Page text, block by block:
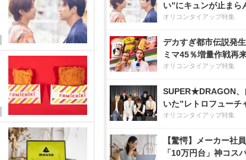
い”にキュンが止まら
オリコンタイアップ特集
デカすぎ都市伝説発
ミマ45％増量作戦再
オリコンタイアップ特集
SUPER★DRAGON、
いた”レトロフューチ
オリコンタイアップ特集
【驚愕】メーカー社
「10万円台」神コス